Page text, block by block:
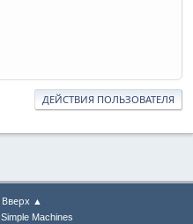
ДЕЙСТВИЯ ПОЛЬЗОВАТЕЛЯ
Вверх ▲
Simple Machines